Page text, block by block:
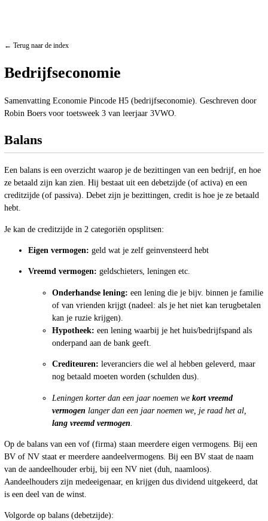
← Terug naar de index
Bedrijfseconomie
Samenvatting Economie Pincode H5 (bedrijfseconomie). Geschreven door
Robin Boers voor toetsweek 3 van leerjaar 3VWO.
Balans
Een balans is een overzicht waarop je de bezittingen van een bedrijf, en hoe
ze betaald zijn kan zien. Hij bestaat uit een debetzijde (of activa) en een
creditzijde (of passiva). Debet zijn je bezittingen, credit is hoe je ze betaald
hebt.
Je kan de creditzijde in 2 categoriën opsplitsen:
Eigen vermogen: geld wat je zelf geinvensteerd hebt
Vreemd vermogen: geldschieters, leningen etc.
Onderhandse lening: een lening die je bijv. binnen je familie
of van vrienden krijgt (nadeel: als je het niet kan terugbetalen
kan je ruzie krijgen).
Hypotheek: een lening waarbij je het huis/bedrijfspand als
onderpand aan de bank geeft.
Crediteuren: leveranciers die wel al hebben geleverd, maar
nog betaald moeten worden (schulden dus).
Leningen korter dan een jaar noemen we kort vreemd
vermogen langer dan een jaar noemen we, je raad het al,
lang vreemd vermogen
Op de balans van een vof (firma) staan meerdere eigen vermogens. Bij een
BV of NV staat er meerdere aandeelvermogens. Bij een BV staat de naam
van de aandeelhouder erbij, bij een NV niet (duh, naamloos).
Aandeelhouders zijn medeeigenaar, en krijgen dus dividend uitgekeerd, dat
is een deel van de winst.
Volgorde op balans (debetzijde):